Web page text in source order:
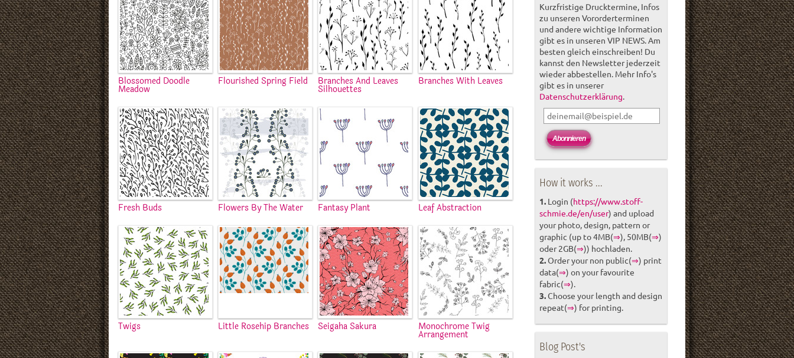
Blossomed Doodle
Meadow
Flourished Spring Field Branches And Leaves
Silhouettes
Branches With Leaves
Fresh Buds Flowers By The Water Fantasy Plant Leaf Abstraction
Twigs Little Rosehip Branches Seigaha Sakura Monochrome Twig
Arrangement
Kurzfristige Drucktermine, Infos
zu unseren Vororderterminen
und andere wichtige Information
gibt es in unseren VIP NEWS. Am
besten gleich einschreiben! Du
kannst den Newsletter jederzeit
wieder abbestellen. Mehr Info's
gibt es in unserer
Datenschutzerklärung
How it works ...
1. Login (https://www.stoff-
schmie.de/en/user) and upload
your photo, design, pattern or
graphic (up to 4MB(⇒), 50MB(⇒)
oder 2GB(⇒)) hochladen.
2.Order your non public(⇒) print
data(⇒) on your favourite
fabric(⇒).
3.Choose your length and design
repeat(⇒) for printing.
Blog Post's